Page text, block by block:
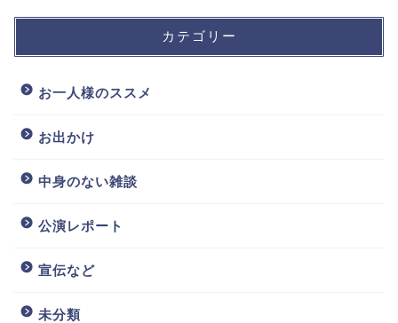
カテゴリー
お一人様のススメ
お出かけ
中身のない雑談
公演レポート
宣伝など
未分類